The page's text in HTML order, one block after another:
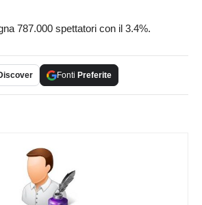
787.000 spettatori con il 3.4%.
Fonti Preferite